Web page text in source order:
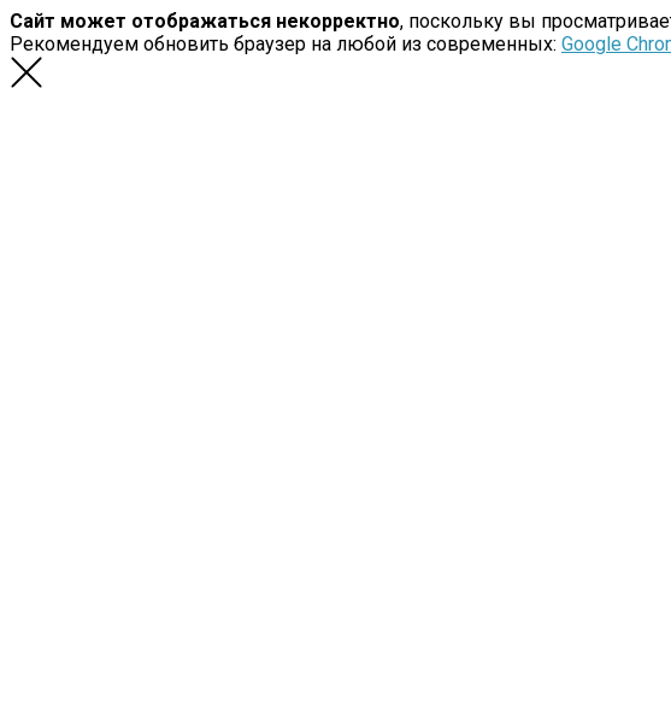
Сайт может отображаться некорректно, поскольку вы
Рекомендуем обновить браузер на любой из современных: Google